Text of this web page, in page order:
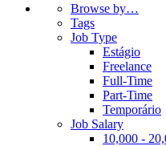
Browse by…
Tags
Job Type
Estágio
Freelance
Full-Time
Part-Time
Temporário
Job Salary
10,000 -